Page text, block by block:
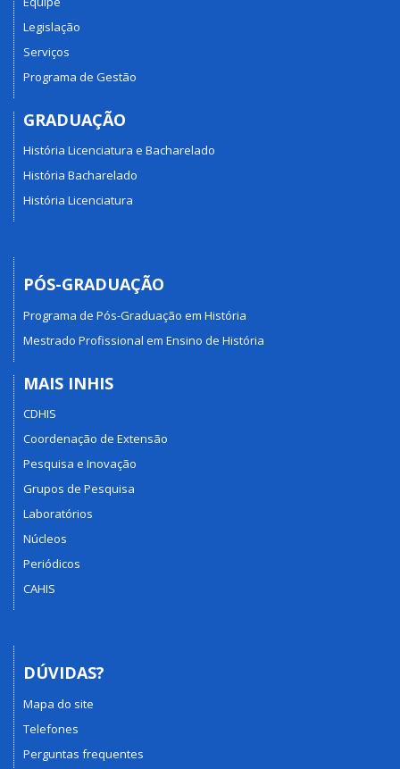
Legislação
Serviços
Programa de Gestão
GRADUAÇÃO
História Licenciatura e Bacharelado
História Bacharelado
História Licenciatura
PÓS-GRADUAÇÃO
Programa de Pós-Graduação em História
Mestrado Profissional em Ensino de História
MAIS INHIS
CDHIS
Coordenação de Extensão
Pesquisa e Inovação
Grupos de Pesquisa
Laboratórios
Núcleos
Periódicos
CAHIS
DÚVIDAS?
Mapa do site
Telefones
Perguntas frequentes